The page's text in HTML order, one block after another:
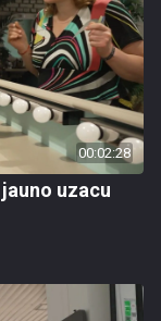
00:02:28
uzacu